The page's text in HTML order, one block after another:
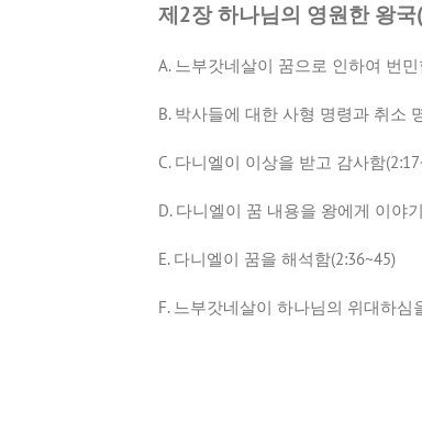
제2장 하나님의 영원한 왕국
A. 느부갓네살이 꿈으로 인하여 번민
B. 박사들에 대한 사형 명령과 취소
C. 다니엘이 이상을 받고 감사함
D. 다니엘이 꿈 내용을 왕에게 이야
E. 다니엘이 꿈을 해석함(2:36~45)
F. 느부갓네살이 하나님의 위대하심